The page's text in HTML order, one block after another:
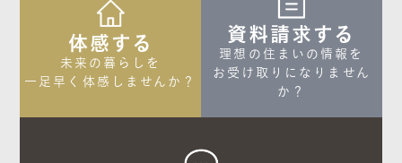
体感する
未来の暮らしを
一足早く体感しませんか？
資料請求する
理想の住まいの情報を
お受け取りになりません
か？